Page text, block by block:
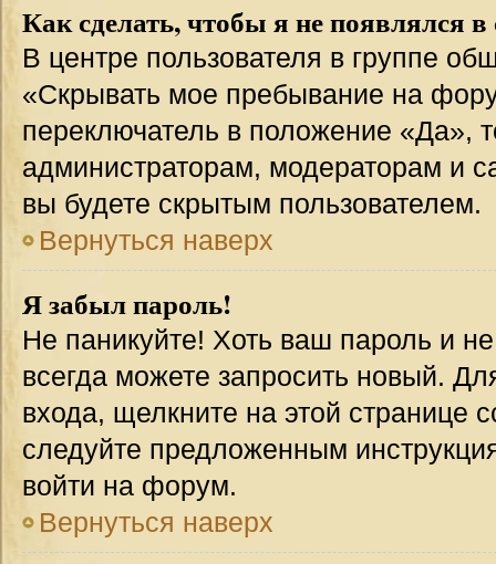
Как сделать, чтобы я не появлялся
В центре пользователя в группе
«Скрывать мое пребывание на
переключатель в положение «Да»,
администраторам, модераторам и
вы будете скрытым пользователем.
Вернуться наверх
Я забыл пароль!
Не паникуйте! Хоть ваш пароль и
всегда можете запросить новый.
входа, щелкните на этой странице
следуйте предложенным
войти на форум.
Вернуться наверх